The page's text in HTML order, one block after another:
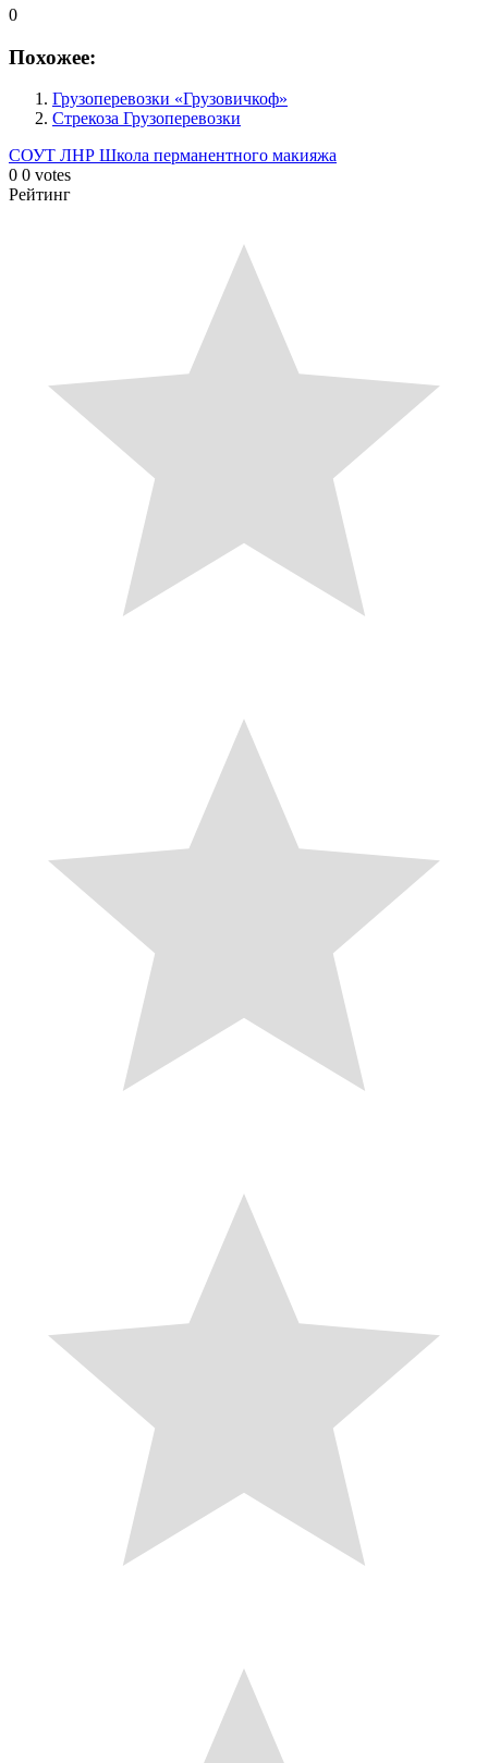
0
Похожее:
Грузоперевозки «Грузовичкоф»
Стрекоза Грузоперевозки
СОУТ ЛНР Школа перманентного макияжа
0 0 votes
Рейтинг